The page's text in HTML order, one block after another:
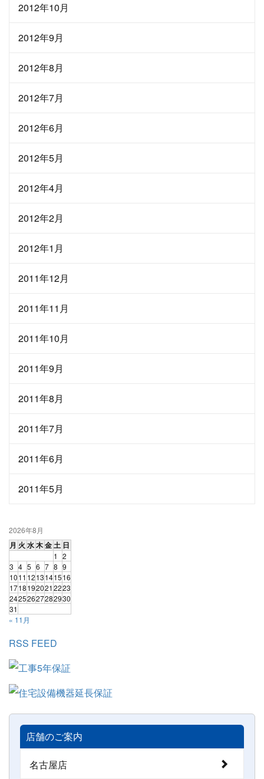
2012年10月
2012年9月
2012年8月
2012年7月
2012年6月
2012年5月
2012年4月
2012年2月
2012年1月
2011年12月
2011年11月
2011年10月
2011年9月
2011年8月
2011年7月
2011年6月
2011年5月
2026年8月
月 火 水木金土 日
1 2
3 4 5 6 7 8 9
1011 1213141516
17181920212223
24252627282930
31
« 11月
RSS FEED
店舗のご案内
名古屋店